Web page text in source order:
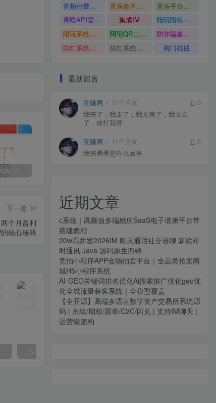
白菜价解锁20000+N个赚钱机会，加入源码天堂会员，全站资源免费学习。
下一篇
个月盈利
核心秘籍
（9827期）海外头条发帖掘金，轻松月入10000+，无脑搬运发布，新手小白无门槛
音频付费订阅系统
音乐抢单系统
音乐平台源码
霄欧API管理系统
集成IM
陪玩陪练平台
陪玩系统源码
阿宅QR二维码生成
防诈骗查询系统
防红系统源码
防红系统最新版 阀门机械
最新留言
笑赚网 11个月前
0
我来了，我走了，我又来了，我又走
了，你打我呀
笑赚网 11个月前
0
我来看看是咋么回事
近期文章
c系统｜高颜值多端婚庆SaaS电子请柬平台带
搭建教程
20w高并发2026IM 聊天通话社交语聊 新款即
时通讯 Java 源码原生四端
竞拍小程序APP会场拍卖平台｜全品类拍卖商
城H5小程序系统
AI-GEO关键词排名优化Ai搜索推广优化geo优
化全域流量获客系统｜全模型覆盖
【全开源】高端多语言数字资产交易所系统源
码 | 永续/期权/跟单/C2C/闪兑 | 支持IM聊天 |
运营级架构